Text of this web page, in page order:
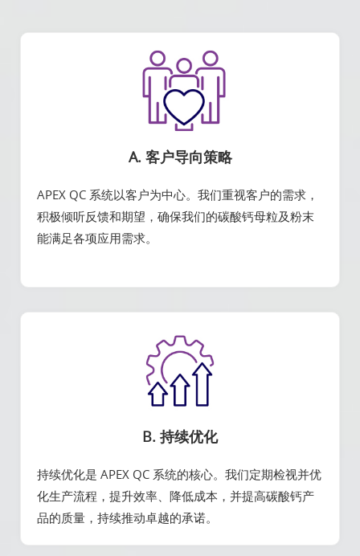
A. 客户导向策略
APEX QC 系统以客户为中心。我们重视客户的需求，
积极倾听反馈和期望，确保我们的碳酸钙母粒及粉末
能满足各项应用需求。
B. 持续优化
持续优化是 APEX QC 系统的核心。我们定期检视并优
化生产流程，提升效率、降低成本，并提高碳酸钙产
品的质量，持续推动卓越的承诺。